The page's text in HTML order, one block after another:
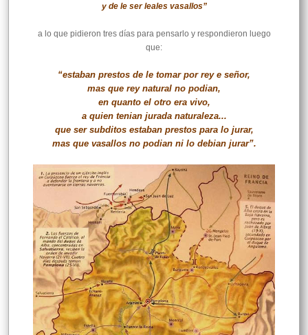
y de le ser leales vasallos”
a lo que pidieron tres días para pensarlo y respondieron luego
que:
“estaban prestos de le tomar por rey e señor,
mas que rey natural no podian,
en quanto el otro era vivo,
a quien tenian jurada naturaleza...
que ser subditos estaban prestos para lo jurar,
mas que vasallos no podian ni lo debian jurar”.